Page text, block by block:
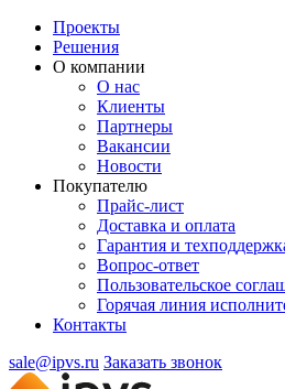
Проекты
Решения
О компании
О нас
Клиенты
Партнеры
Вакансии
Новости
Покупателю
Прайс-лист
Доставка и оплата
Гарантия и
Вопрос-ответ
Пользовательское
Горячая линия
Контакты
sale@ipvs.ru Заказать звонок